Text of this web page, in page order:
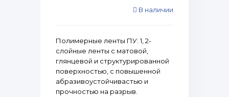
В наличии
Полимерные ленты ПУ: 1, 2-
слойные ленты с матовой,
глянцевой и структурированной
поверхностью, с повышенной
абразивоустойчивастью и
прочностью на разрыв.